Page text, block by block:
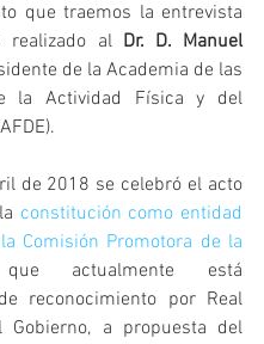
que traemos la entrevista
realizado al Dr. D. Manuel
de la Academia de las
la Actividad Física y del
de 2018 se celebró el acto
constitución como entidad
Comisión Promotora de la
actualmente está
reconocimiento por Real
Gobierno, a propuesta del